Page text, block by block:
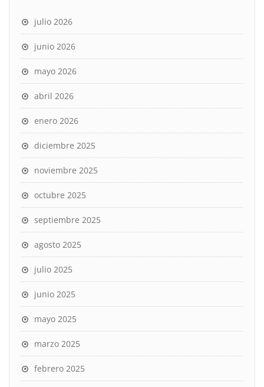
julio 2026
junio 2026
mayo 2026
abril 2026
enero 2026
diciembre 2025
noviembre 2025
octubre 2025
septiembre 2025
agosto 2025
julio 2025
junio 2025
mayo 2025
marzo 2025
febrero 2025